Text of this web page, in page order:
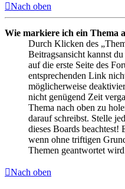
Nach oben
Wie markiere ich ein Thema
Durch Klicken des
Beitragsansicht kannst
auf die erste Seite des
entsprechenden Link
möglicherweise
nicht genügend Zeit
Thema nach oben zu
darauf schreibst. Stelle
dieses Boards beachtest!
wenn ohne triftigen
Themen geantwortet
Nach oben